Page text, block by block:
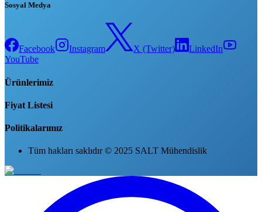
Sosyal Medya
Facebook Instagram X (Twitter)
LinkedIn
YouTube
Ürünlerimiz
Fiyat Listesi
Politikalarımız
Tüm hakları saklıdır © 2025 SALT Mühendislik